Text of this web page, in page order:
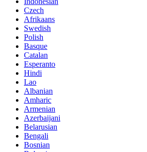
Czech
Afrikaans
Swedish
Polish
Basque
Catalan
Esperanto
Hindi
Lao
Albanian
Amharic
Armenian
Azerbaijani
Belarusian
Bengali
Bosnian